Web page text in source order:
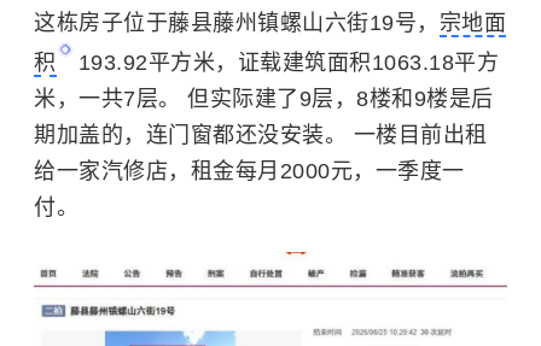
这栋房子位于藤县藤州镇螺山六街19号， 宗地面
积
193.92平方米，证载建筑面积1063.18平方
米，一共7层。 但实际建了9层，8楼和9楼是后
期加盖的，连门窗都还没安装。 一楼目前出租
给一家汽修店，租金每月2000元，一季度一
付。